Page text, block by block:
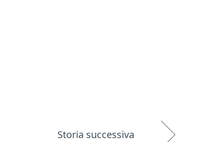
Storia successiva